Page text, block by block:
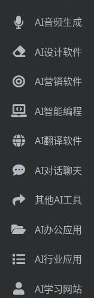
AI音频生成
AI设计软件
AI营销软件
AI智能编程
AI翻译软件
AI对话聊天
其他AI工具
AI办公应用
AI行业应用
AI学习网站